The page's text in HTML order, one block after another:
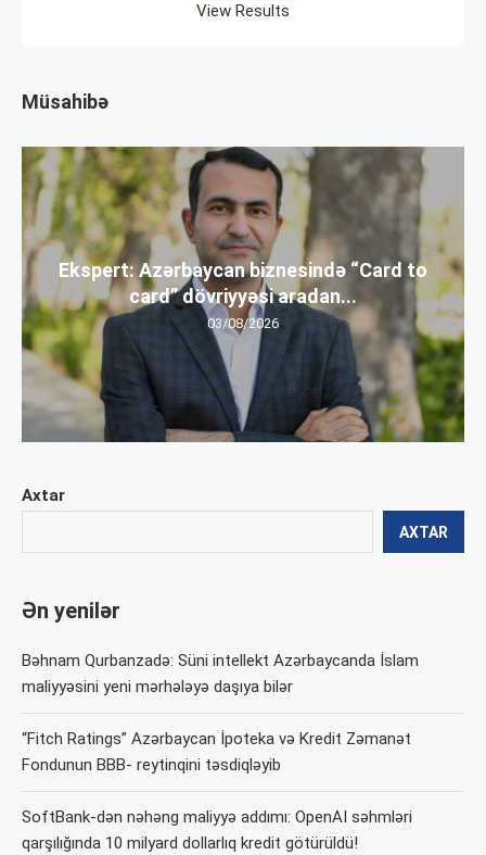
Axtar
AXTAR
Ən yenilər
Bəhnam Qurbanzadə: Süni intellekt Azərbaycanda İslam
maliyyəsini yeni mərhələyə daşıya bilər
“Fitch Ratings” Azərbaycan İpoteka və Kredit Zəmanət
Fondunun BBB- reytinqini təsdiqləyib
SoftBank-dən nəhəng maliyyə addımı: OpenAI səhmləri
qarşılığında 10 milyard dollarlıq kredit götürüldü!
View Results
Müsahibə
Ekspert: Azərbaycan biznesində “Card to
card” dövriyyəsi aradan...
03/08/2026